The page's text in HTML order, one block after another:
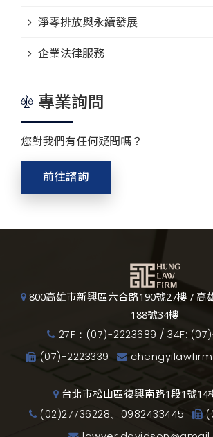
淨零排放與永續發展
企業法律服務
專業詢問
您對我們有任何疑問嗎？
前往諮詢
800高雄市新興區六合路190號27樓 / 高
188號34樓
27F：(07)-2223689 / 34F:
(07)-2223339
台北市松山區復興南路1段1號14
(02)27736228、0982433445